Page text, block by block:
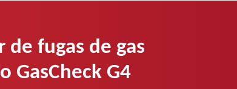
de fugas de gas
GasCheck G4